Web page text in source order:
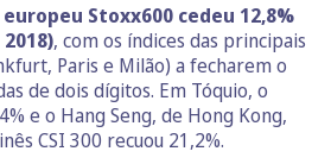
europeu Stoxx600 cedeu 12,8%
, com os índices das principais
Paris e Milão) a fecharem o
de dois dígitos. Em Tóquio, o
e o Hang Seng, de Hong Kong,
CSI 300 recuou 21,2%.